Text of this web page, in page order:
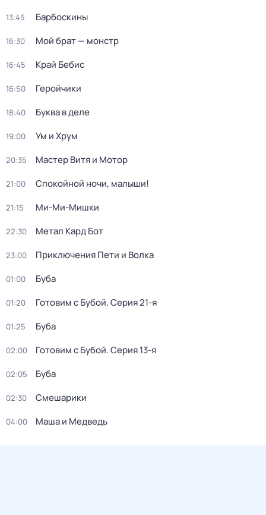
13:45 Барбоскины
16:30 Мой брат — монстр
16:45 Край Бебис
16:50 Геройчики
18:40 Буква в деле
19:00 Ум и Хрум
20:35 Мастер Витя и Мотор
21:00 Спокойной ночи, малыши!
21:15 Ми-Ми-Мишки
22:30 Метал Кард Бот
23:00 Приключения Пети и Волка
01:00 Буба
01:20 Готовим с Бубой. Серия 21-я
01:25 Буба
02:00 Готовим с Бубой. Серия 13-я
02:05 Буба
02:30 Смешарики
04:00 Маша и Медведь